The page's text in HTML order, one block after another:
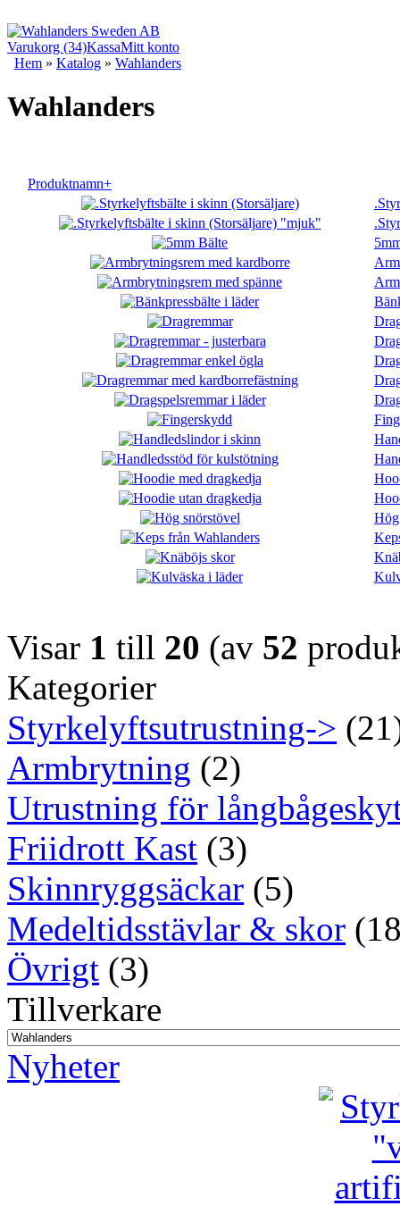
Varukorg (34)KassaMitt konto
Hem » Katalog » Wahlanders
Wahlanders
Produktnamn+
Visar 1 till 20 (av 52
Kategorier
Styrkelyftsutrustning->
Armbrytning (2)
Utrustning för
Friidrott Kast (3)
Skinnryggsäckar (5)
Medeltidsstävlar & skor
Övrigt (3)
Tillverkare
Nyheter